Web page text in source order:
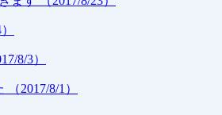
8/3）
2017/8/1）